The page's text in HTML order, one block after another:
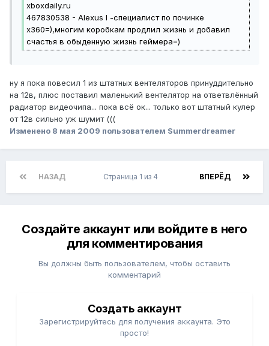
xboxdaily.ru
467830538 - Alexus I -специалист по починке
х360=),многим коробкам продлил жизнь и добавил
счастья в обыденную жизнь геймера=)
ну я пока повесил 1 из штатных вентеляторов принуддительно
на 12в, плюс поставил маленький вентелятор на ответвлённый
радиатор видеочипа... пока всё ок... только вот штатный кулер
от 12в сильно уж шумит (((
Изменено 8 мая 2009 пользователем Summerdreamer
НАЗАД ВПЕРЁД
Страница 1 из 4
Создайте аккаунт или войдите в него
для комментирования
Вы должны быть пользователем, чтобы оставить
комментарий
Создать аккаунт
Зарегистрируйтесь для получения аккаунта. Это
просто!